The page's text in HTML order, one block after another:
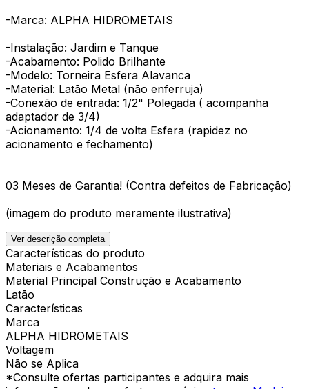
-Marca: ALPHA HIDROMETAIS
-Instalação: Jardim e Tanque
-Acabamento: Polido Brilhante
-Modelo: Torneira Esfera Alavanca
-Material: Latão Metal (não enferruja)
-Conexão de entrada: 1/2" Polegada ( acompanha
adaptador de 3/4)
-Acionamento: 1/4 de volta Esfera (rapidez no
acionamento e fechamento)
03 Meses de Garantia! (Contra defeitos de Fabricação)
(imagem do produto meramente ilustrativa)
Ver descrição completa
Características do produto
Materiais e Acabamentos
Material Principal Construção e Acabamento
Latão
Características
Marca
ALPHA HIDROMETAIS
Voltagem
Não se Aplica
*Consulte ofertas participantes e adquira mais